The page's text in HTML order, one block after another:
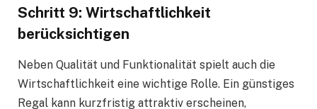
Schritt 9: Wirtschaftlichkeit
berücksichtigen
Neben Qualität und Funktionalität spielt auch die
Wirtschaftlichkeit eine wichtige Rolle. Ein günstiges
Regal kann kurzfristig attraktiv erscheinen,